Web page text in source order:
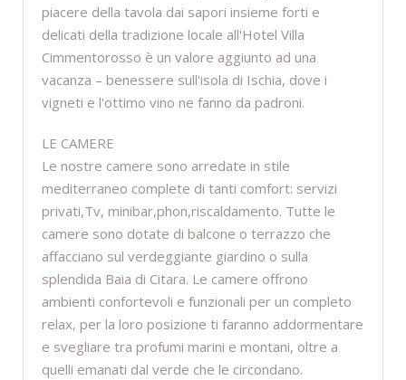
piacere della tavola dai sapori insieme forti e
delicati della tradizione locale all'Hotel Villa
Cimmentorosso è un valore aggiunto ad una
vacanza – benessere sull'isola di Ischia, dove i
vigneti e l'ottimo vino ne fanno da padroni.
LE CAMERE
Le nostre camere sono arredate in stile
mediterraneo complete di tanti comfort: servizi
privati,Tv, minibar,phon,riscaldamento. Tutte le
camere sono dotate di balcone o terrazzo che
affacciano sul verdeggiante giardino o sulla
splendida Baia di Citara. Le camere offrono
ambienti confortevoli e funzionali per un completo
relax, per la loro posizione ti faranno addormentare
e svegliare tra profumi marini e montani, oltre a
quelli emanati dal verde che le circondano.